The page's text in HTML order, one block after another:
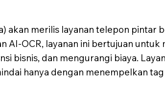
akan merilis layanan telepon pintar
AI-OCR, layanan ini bertujuan untuk
bisnis, dan mengurangi biaya.
hanya dengan menempelkan tag